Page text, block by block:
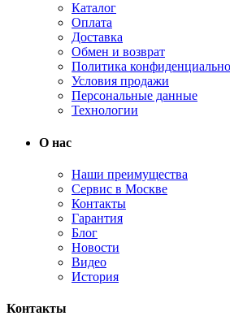
Каталог
Оплата
Доставка
Обмен и возврат
Политика
Условия продажи
Персональные данные
Технологии
О нас
Наши преимущества
Сервис в Москве
Контакты
Гарантия
Блог
Новости
Видео
История
Контакты